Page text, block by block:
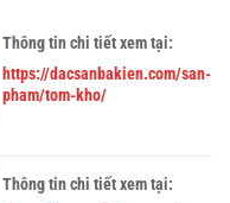
Thông tin chi tiết xem tại:
https://dacsanbakien.com/san-
pham/tom-kho/
Thông tin chi tiết xem tại: